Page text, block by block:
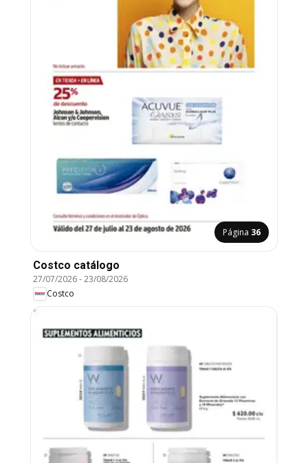
Página 36
Costco catálogo
27/07/2026-23/08/2026
Costco